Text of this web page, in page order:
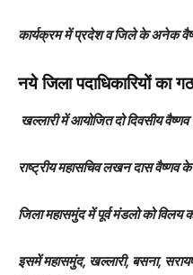
कार्यक्रम में प्रदेश व जिले के अनेक
नये जिला पदाधिकारियों का
खल्लारी में आयोजित दो दिवसीय
राष्ट्रीय महासचिव लखन दास वैष्णव
जिला महासमुंद में पूर्व मंडलो को
इसमें महासमुंद, खल्लारी, बसना,